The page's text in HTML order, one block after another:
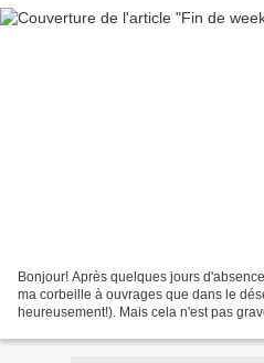
Bonjour! Après quelques jours
ma corbeille à ouvrages que dans le
heureusement!). Mais cela n'est pas